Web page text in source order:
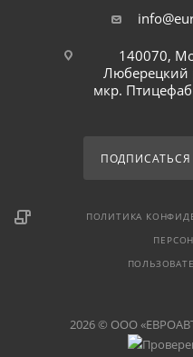
140070,
Люберецкий
мкр.
ПОЛИТИКА
2026 © ООО